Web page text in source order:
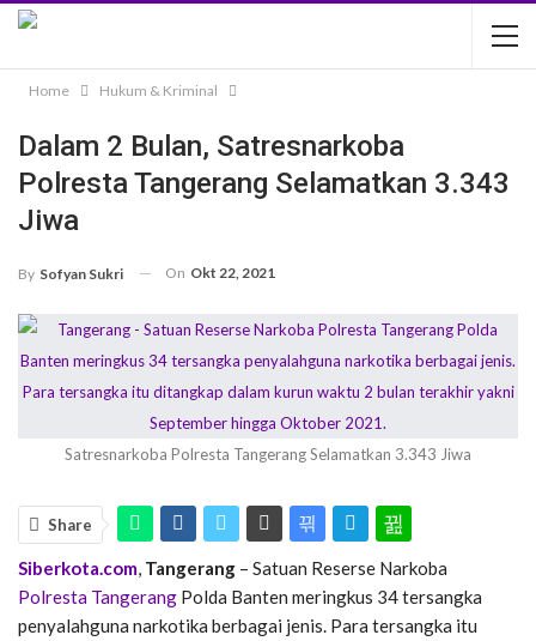
Home Hukum & Kriminal
Dalam 2 Bulan, Satresnarkoba
Polresta Tangerang Selamatkan 3.343
Jiwa
By Sofyan Sukri On Okt 22, 2021
Satresnarkoba Polresta Tangerang Selamatkan 3.343 Jiwa
Share
Siberkota.com, Tangerang – Satuan Reserse Narkoba
Polresta Tangerang Polda Banten meringkus 34 tersangka
penyalahguna narkotika berbagai jenis. Para tersangka itu